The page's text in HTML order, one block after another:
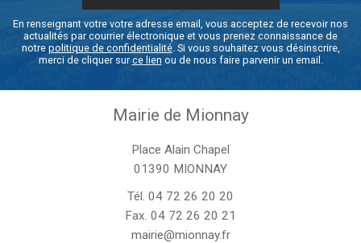
En renseignant votre votre adresse email, vous acceptez de recevoir nos
actualités par courrier électronique et vous prenez connaissance de
notre politique de confidentialité. Si vous souhaitez vous désinscrire,
merci de cliquer surce lien ou de nous faire parvenir un email.
Mairie de Mionnay
Place Alain Chapel
01390 MIONNAY
Tél. 04 72 26 20 20
Fax. 04 72 26 20 21
mairie@mionnay.fr